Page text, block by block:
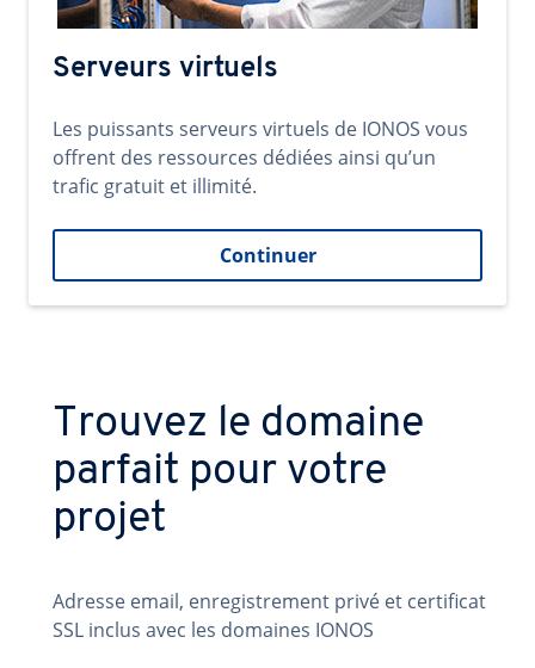
Serveurs virtuels
Les puissants serveurs virtuels de IONOS vous
offrent des ressources dédiées ainsi qu’un
trafic gratuit et illimité.
Continuer
Trouvez le domaine
parfait pour votre
projet
Adresse email, enregistrement privé et certificat
SSL inclus avec les domaines IONOS